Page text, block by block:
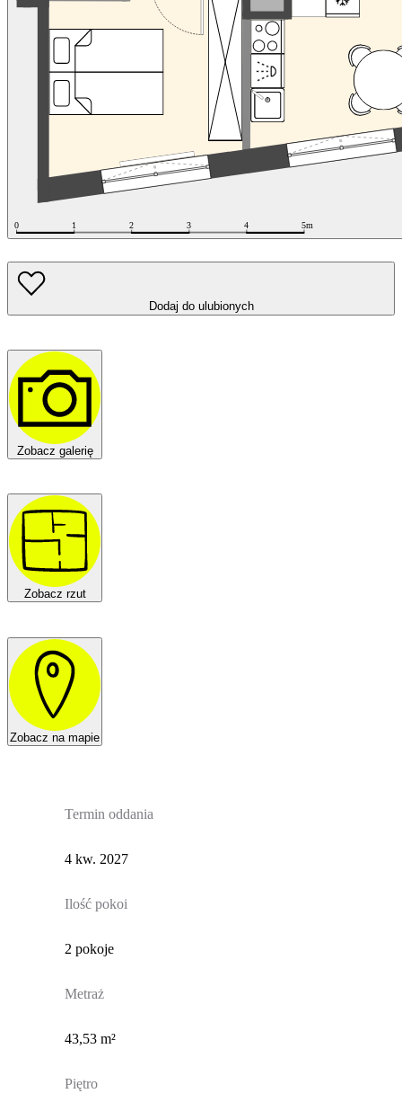
Dodaj do ulubionych
Zobacz galerię
Zobacz rzut
Zobacz na mapie
Termin oddania
4 kw. 2027
Ilość pokoi
2 pokoje
Metraż
43,53 m²
Piętro